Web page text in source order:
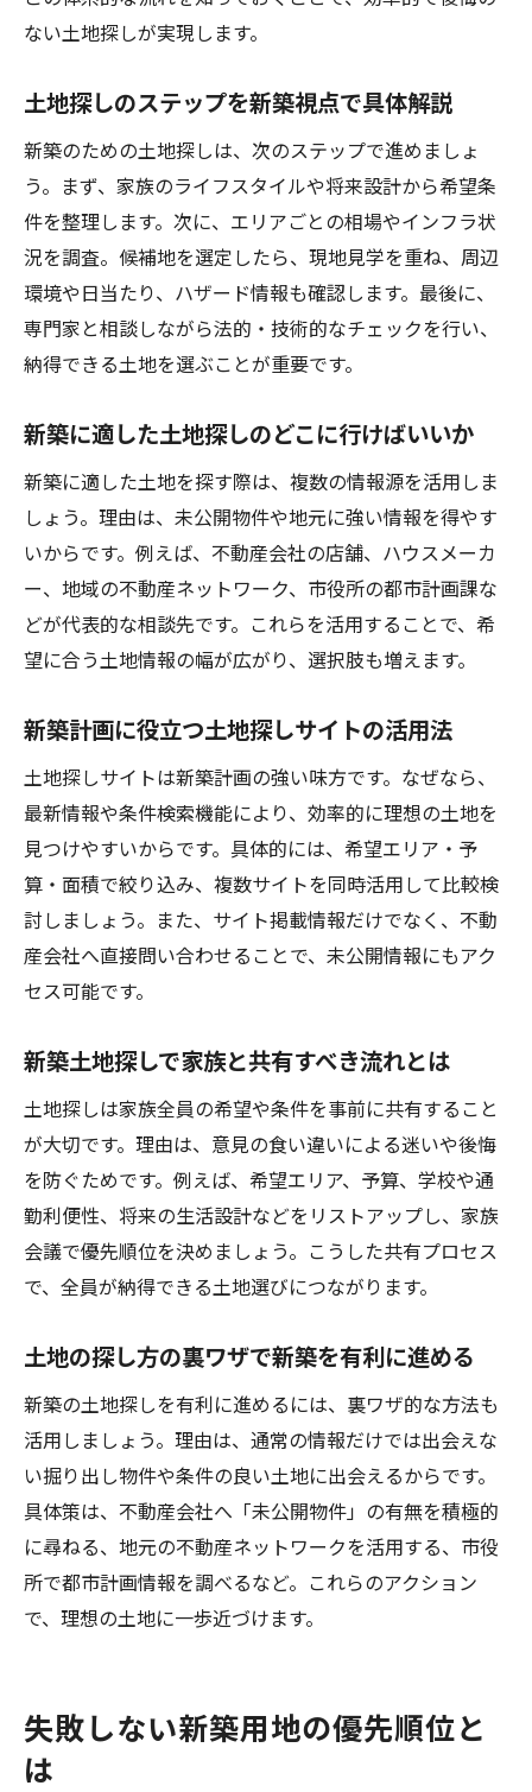
ない土地探しが実現します。
土地探しのステップを新築視点で具体解説
新築のための土地探しは、次のステップで進めましょ
う。まず、家族のライフスタイルや将来設計から希望条
件を整理します。次に、エリアごとの相場やインフラ状
況を調査。候補地を選定したら、現地見学を重ね、周辺
環境や日当たり、ハザード情報も確認します。最後に、
専門家と相談しながら法的・技術的なチェックを行い、
納得できる土地を選ぶことが重要です。
新築に適した土地探しのどこに行けばいいか
新築に適した土地を探す際は、複数の情報源を活用しま
しょう。理由は、未公開物件や地元に強い情報を得やす
いからです。例えば、不動産会社の店舗、ハウスメーカ
ー、地域の不動産ネットワーク、市役所の都市計画課な
どが代表的な相談先です。これらを活用することで、希
望に合う土地情報の幅が広がり、選択肢も増えます。
新築計画に役立つ土地探しサイトの活用法
土地探しサイトは新築計画の強い味方です。なぜなら、
最新情報や条件検索機能により、効率的に理想の土地を
見つけやすいからです。具体的には、希望エリア・予
算・面積で絞り込み、複数サイトを同時活用して比較検
討しましょう。また、サイト掲載情報だけでなく、不動
産会社へ直接問い合わせることで、未公開情報にもアク
セス可能です。
新築土地探しで家族と共有すべき流れとは
土地探しは家族全員の希望や条件を事前に共有すること
が大切です。理由は、意見の食い違いによる迷いや後悔
を防ぐためです。例えば、希望エリア、予算、学校や通
勤利便性、将来の生活設計などをリストアップし、家族
会議で優先順位を決めましょう。こうした共有プロセス
で、全員が納得できる土地選びにつながります。
土地の探し方の裏ワザで新築を有利に進める
新築の土地探しを有利に進めるには、裏ワザ的な方法も
活用しましょう。理由は、通常の情報だけでは出会えな
い掘り出し物件や条件の良い土地に出会えるからです。
具体策は、不動産会社へ「未公開物件」の有無を積極的
に尋ねる、地元の不動産ネットワークを活用する、市役
所で都市計画情報を調べるなど。これらのアクション
で、理想の土地に一歩近づけます。
失敗しない新築用地の優先順位と
は